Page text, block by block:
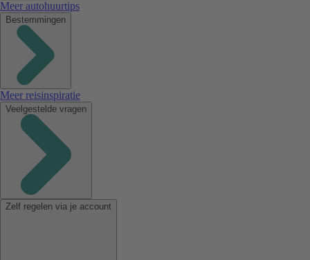
Meer autohuurtips
Bestemmingen
Meer reisinspiratie
Veelgestelde vragen
Zelf regelen via je account